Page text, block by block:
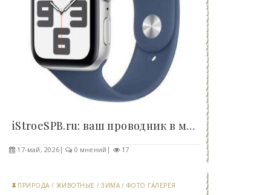
iStroeSPB.ru: ваш проводник в мир Apple и Apple..
17-май, 2026 0 мнений 17
ПРИРОДА / ЖИВОТНЫЕ /ЗИМА / ФОТО ГАЛЕРЕЯ